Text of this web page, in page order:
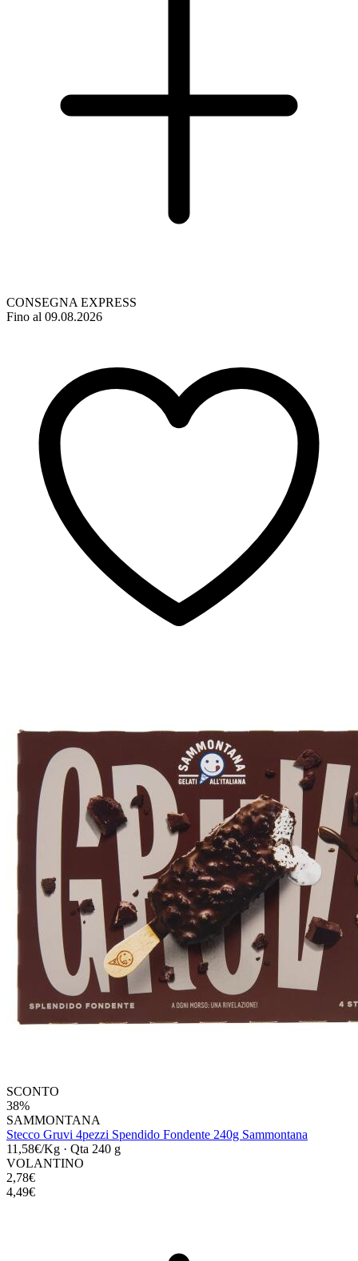
CONSEGNA EXPRESS
Fino al 09.08.2026
SCONTO
38%
SAMMONTANA
Stecco Gruvi 4pezzi Spendido Fondente 240g Sammontana
11,58€/Kg · Qta 240 g
VOLANTINO
2,78€
4,49€